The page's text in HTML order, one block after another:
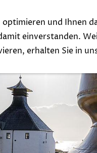
Whiskyund Ihnen
einverstanden.
erhalten Sie in